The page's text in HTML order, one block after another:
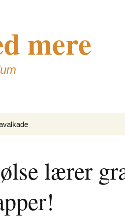
mere
lærer